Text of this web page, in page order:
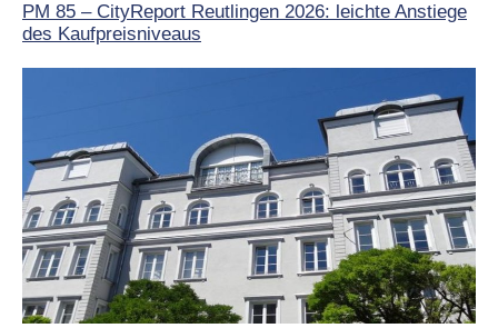
PM 85 – CityReport Reutlingen 2026: leichte Anstiege
des Kaufpreisniveaus